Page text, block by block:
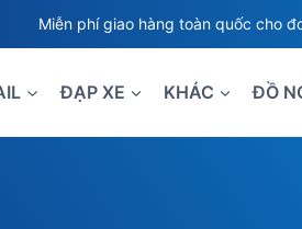
Miễn phí giao hàng toàn quốc cho
ĐẠP XE KHÁC ĐỒ